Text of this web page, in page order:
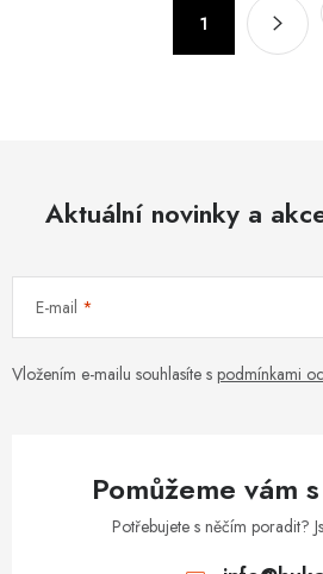
y
ý
p
1
Aktuální novinky a
E-mail
Vložením e-mailu souhlasíte s podmínkami
Pomůžeme vám
Potřebujete s něčím poradit?